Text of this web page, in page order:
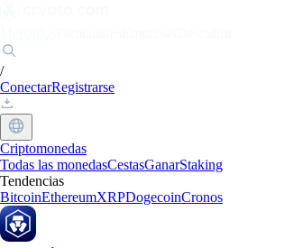
/
ConectarRegistrarse
Criptomonedas
Todas las monedasCestasGanarStaking
Tendencias
BitcoinEthereumXRPDogecoinCronos